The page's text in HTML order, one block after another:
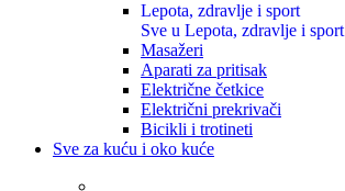
Lepota, zdravlje i sport
Sve u Lepota, zdravlje i sport
Masažeri
Aparati za pritisak
Električne četkice
Električni prekrivači
Bicikli i trotineti
Sve za kuću i oko kuće